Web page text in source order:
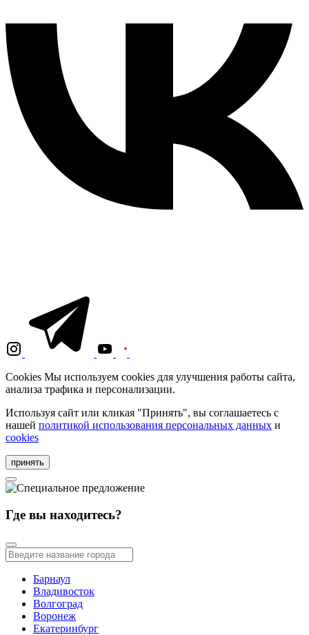
Cookies Мы используем cookies для улучшения работы сайта,
анализа трафика и персонализации.
Используя сайт или кликая "Принять", вы соглашаетесь с
нашей политикой использования персональных данных и
cookies
принять
Где вы находитесь?
Барнаул
Владивосток
Волгоград
Воронеж
Екатеринбург